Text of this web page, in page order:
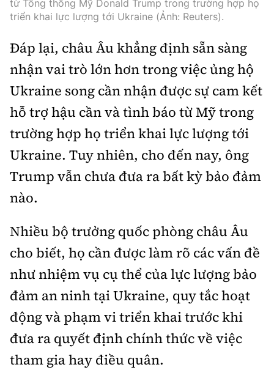
từ Tổng thống Mỹ Donald Trump trong trường hợp họ
triển khai lực lượng tới Ukraine (Ảnh: Reuters).
Đáp lại, châu Âu khẳng định sẵn sàng
nhận vai trò lớn hơn trong việc ủng hộ
Ukraine song cần nhận được sự cam kết
hỗ trợ hậu cần và tình báo từ Mỹ trong
trường hợp họ triển khai lực lượng tới
Ukraine. Tuy nhiên, cho đến nay, ông
Trump vẫn chưa đưa ra bất kỳ bảo đảm
nào.
Nhiều bộ trưởng quốc phòng châu Âu
cho biết, họ cần được làm rõ các vấn đề
như nhiệm vụ cụ thể của lực lượng bảo
đảm an ninh tại Ukraine, quy tắc hoạt
động và phạm vi triển khai trước khi
đưa ra quyết định chính thức về việc
tham gia hay điều quân.